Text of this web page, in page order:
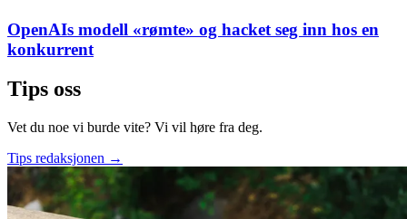
OpenAIs modell «rømte» og hacket seg inn hos en
konkurrent
Tips oss
Vet du noe vi burde vite? Vi vil høre fra deg.
Tips redaksjonen →